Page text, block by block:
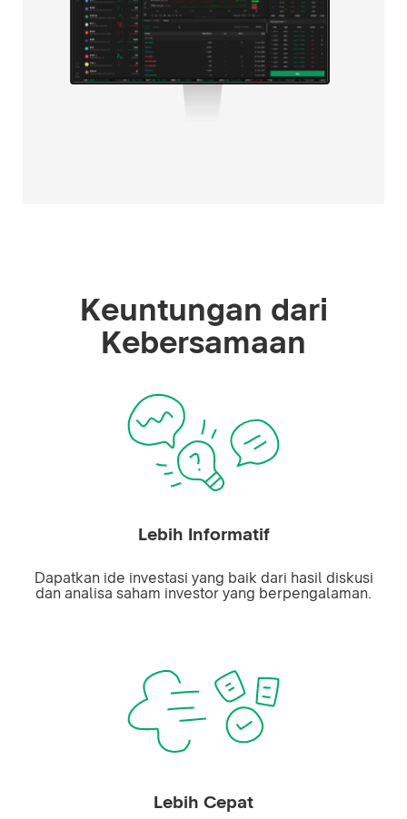
Keuntungan dari
Kebersamaan
Lebih Informatif
Dapatkan ide investasi yang baik dari hasil diskusi
dan analisa saham investor yang berpengalaman.
Lebih Cepat